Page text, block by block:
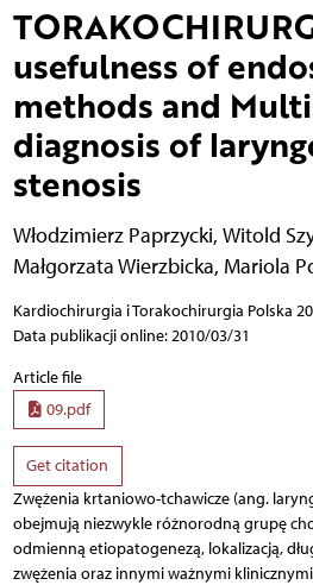
usefulness of
methods and
diagnosis of
stenosis
Włodzimierz Paprzycki, Witold
Małgorzata Wierzbicka, Mariola
Kardiochirurgia i Torakochirurgia Polska
Data publikacji online: 2010/03/31
Article file
09.pdf
Get citation
Zwężenia krtaniowo-tchawicze (ang.
obejmują niezwykle różnorodną grupę
odmienną etiopatogenezą, lokalizacją,
zwężenia oraz innymi ważnymi